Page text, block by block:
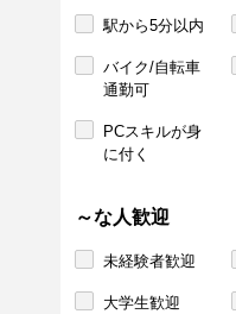
駅から5分以内
バイク/自転車
通勤可
PCスキルが身
に付く
～な人歓迎
未経験者歓迎
大学生歓迎